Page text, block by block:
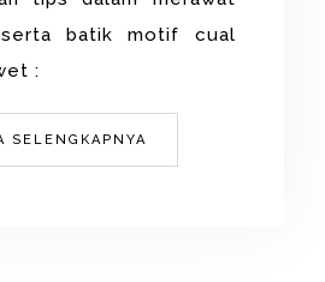
batik motif cual
:
SELENGKAPNYA